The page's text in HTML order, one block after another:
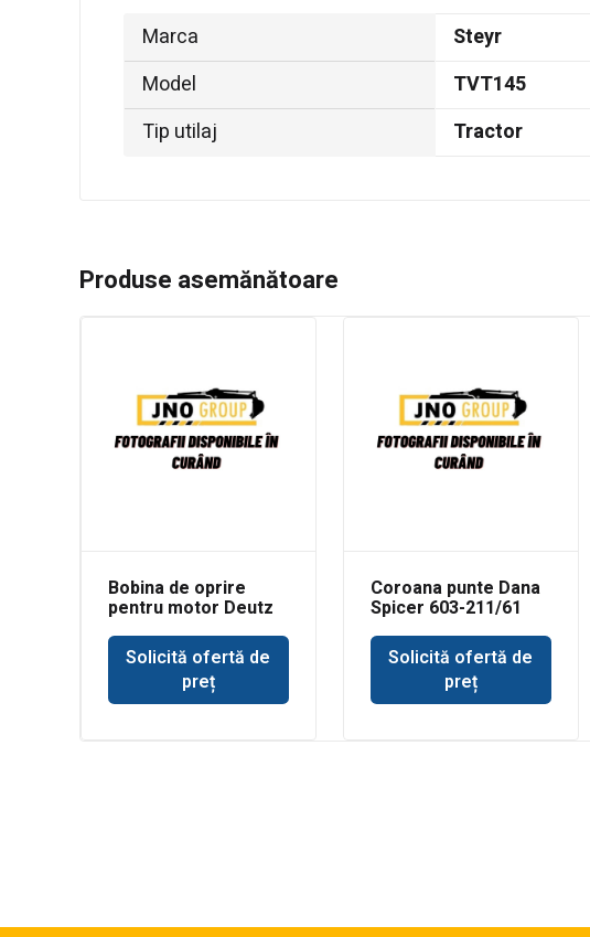
Marca
Steyr
Model
TVT145
Tip utilaj
Tractor
Produse asemănătoare
Bobina de oprire
pentru motor Deutz
Solicită ofertă de
preț
Coroana punte Dana
Spicer 603-211/61
Solicită ofertă de
preț